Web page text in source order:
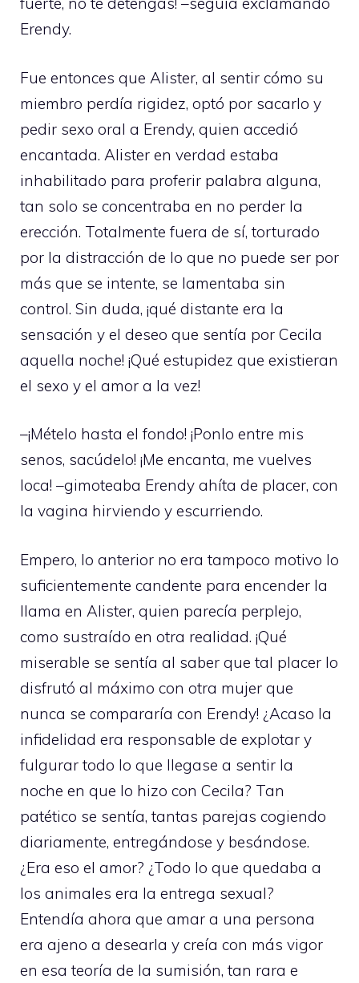
Erendy.
Fue entonces que Alister, al sentir cómo su
miembro perdía rigidez, optó por sacarlo y
pedir sexo oral a Erendy, quien accedió
encantada. Alister en verdad estaba
inhabilitado para proferir palabra alguna,
tan solo se concentraba en no perder la
erección. Totalmente fuera de sí, torturado
por la distracción de lo que no puede ser por
más que se intente, se lamentaba sin
control. Sin duda, ¡qué distante era la
sensación y el deseo que sentía por Cecila
aquella noche! ¡Qué estupidez que existieran
el sexo y el amor a la vez!
–¡Mételo hasta el fondo! ¡Ponlo entre mis
senos, sacúdelo! ¡Me encanta, me vuelves
loca! –gimoteaba Erendy ahíta de placer, con
la vagina hirviendo y escurriendo.
Empero, lo anterior no era tampoco motivo lo
suficientemente candente para encender la
llama en Alister, quien parecía perplejo,
como sustraído en otra realidad. ¡Qué
miserable se sentía al saber que tal placer lo
disfrutó al máximo con otra mujer que
nunca se compararía con Erendy! ¿Acaso la
infidelidad era responsable de explotar y
fulgurar todo lo que llegase a sentir la
noche en que lo hizo con Cecila? Tan
patético se sentía, tantas parejas cogiendo
diariamente, entregándose y besándose.
¿Era eso el amor? ¿Todo lo que quedaba a
los animales era la entrega sexual?
Entendía ahora que amar a una persona
era ajeno a desearla y creía con más vigor
en esa teoría de la sumisión, tan rara e